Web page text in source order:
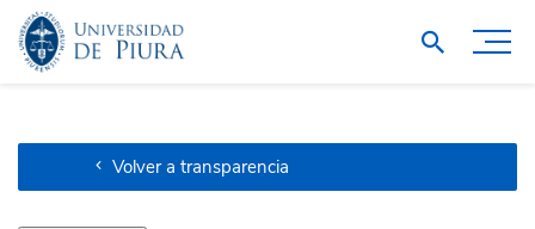
Volver a transparencia